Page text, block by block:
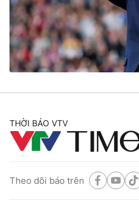
Tin tức
Thế giới đó đây
Câu chuyện quốc tế
Kinh tế
Tài chính
Thị trường
Góc doanh nghiệp
Dữ liệu và đời sống
Truyền hình
Phim VTV
Hậu trường
Giải trí
Điện ảnh
Âm nhạc
Du lịch
THỜI BÁO VTV
Theo dõi báo trên